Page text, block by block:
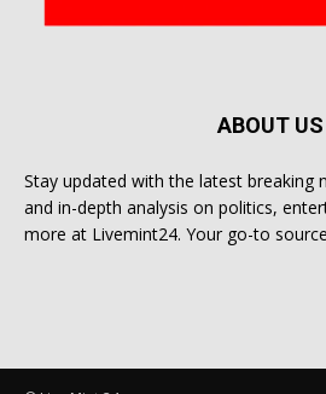
ABOUT US
Stay updated with the latest breaking
and in-depth analysis on politics,
more at Livemint24. Your go-to